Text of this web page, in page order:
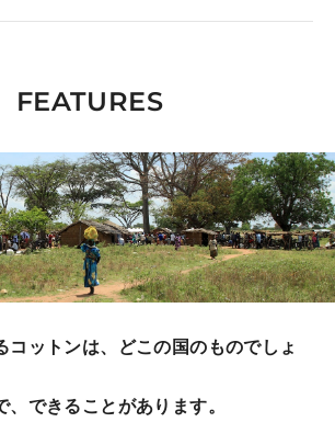
FEATURES
コットンは、どこの国のものでしょ
、できることがあります。